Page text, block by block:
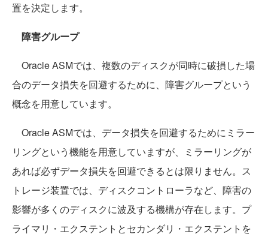
置を決定します。
障害グループ
Oracle ASMでは、複数のディスクが同時に破損した場
合のデータ損失を回避するために、障害グループという
概念を用意しています。
Oracle ASMでは、データ損失を回避するためにミラー
リングという機能を用意していますが、ミラーリングが
あれば必ずデータ損失を回避できるとは限りません。ス
トレージ装置では、ディスクコントローラなど、障害の
影響が多くのディスクに波及する機構が存在します。プ
ライマリ・エクステントとセカンダリ・エクステントを